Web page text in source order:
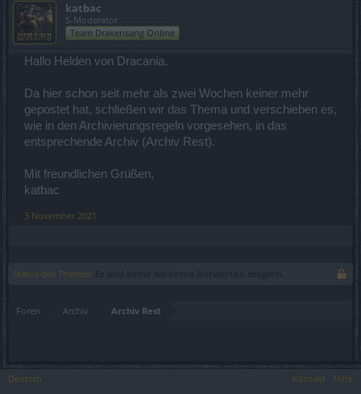
katbac
S-Moderator
Team Drakensang Online
Hallo Helden von Dracania.
Da hier schon seit mehr als zwei Wochen keiner mehr
gepostet hat, schließen wir das Thema und verschieben es,
wie in den Archivierungsregeln vorgesehen, in das
entsprechende Archiv (Archiv Rest).
Mit freundlichen Grüßen,
katbac
3 November 2021
Status des Themas:
Foren Archiv Archiv Rest
Deutsch Kontakt Hilfe